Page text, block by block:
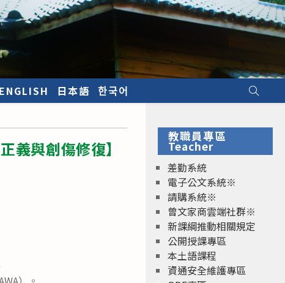
ENGLISH 日本語 한국어
與創傷修復】
教職員專區
Teacher
差勤系統
電子公文系統※
請購系統※
曾文家商雲端社群※
新課綱推動相關規定
公開授課專區
本土語課程
資通安全維護專區